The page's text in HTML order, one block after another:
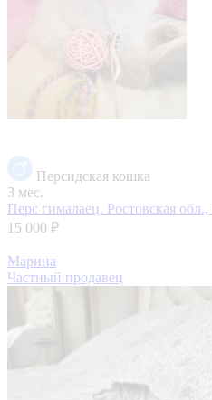
Персидская кошка
3 мес.
Перс гималаец. Ростовская
15 000 ₽
Марина
Частный продавец